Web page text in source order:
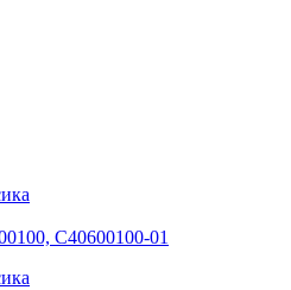
C40600100-01